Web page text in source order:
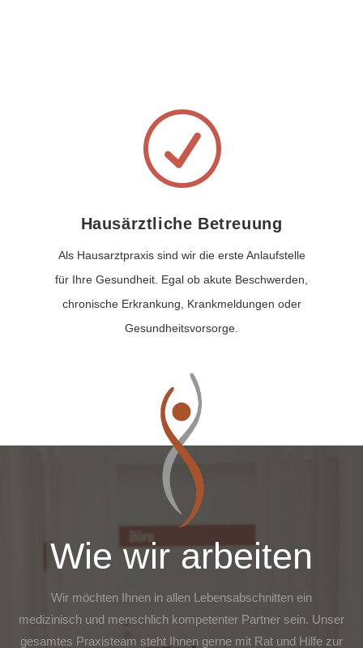
R
Hausärztliche Betreuung
Als Hausarztpraxis sind wir die erste Anlaufstelle
für Ihre Gesundheit. Egal ob akute Beschwerden,
chronische Erkrankung, Krankmeldungen oder
Gesundheitsvorsorge.
Wie wir arbeiten
Wir möchten Ihnen in allen Lebensabschnitten ein
medizinisch und menschlich kompetenter Partner sein. Unser
gesamtes Praxisteam steht Ihnen gerne mit Rat und Hilfe zur